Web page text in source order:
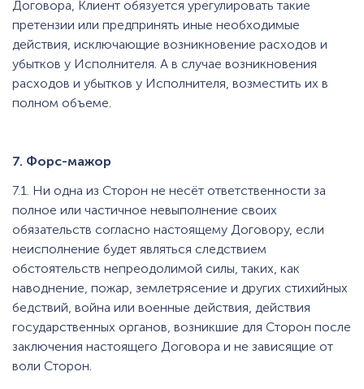
Договора, Клиент обязуется урегулировать такие
претензии или предпринять иные необходимые
действия, исключающие возникновение расходов и
убытков у Исполнителя. А в случае возникновения
расходов и убытков у Исполнителя, возместить их в
полном объеме.
7. Форс-мажор
7.1. Ни одна из Сторон не несёт ответственности за
полное или частичное невыполнение своих
обязательств согласно настоящему Договору, если
неисполнение будет являться следствием
обстоятельств непреодолимой силы, таких, как
наводнение, пожар, землетрясение и других стихийных
бедствий, война или военные действия, действия
государственных органов, возникшие для Сторон после
заключения настоящего Договора и не зависящие от
воли Сторон.